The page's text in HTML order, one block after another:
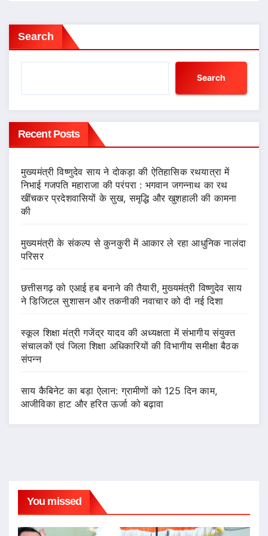
Search
Search
Recent Posts
मुख्यमंत्री विष्णुदेव साय ने दोकड़ा की ऐतिहासिक रथयात्रा में
निभाई गजपति महाराजा की परंपरा : भगवान जगन्नाथ का रथ
खींचकर प्रदेशवासियों के सुख, समृद्धि और खुशहाली की कामना
की
मुख्यमंत्री के संकल्प से कुनकुरी में आकार ले रहा आधुनिक नालंदा
परिसर
छत्तीसगढ़ को एआई हब बनाने की तैयारी, मुख्यमंत्री विष्णुदेव साय
ने डिजिटल सुशासन और तकनीकी नवाचार को दी नई दिशा
स्कूल शिक्षा मंत्री गजेंद्र यादव की अध्यक्षता में संभागीय संयुक्त
संचालकों एवं जिला शिक्षा अधिकारियों की विभागीय समीक्षा बैठक
संपन्न
साय कैबिनेट का बड़ा ऐलान: ग्रामीणों को 125 दिन काम,
आजीविका हाट और हरित ऊर्जा को बढ़ावा
You missed